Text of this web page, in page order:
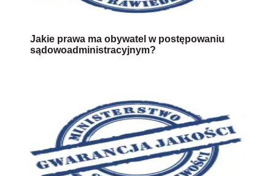
Jakie prawa ma obywatel w postępowaniu
sądowoadministracyjnym?